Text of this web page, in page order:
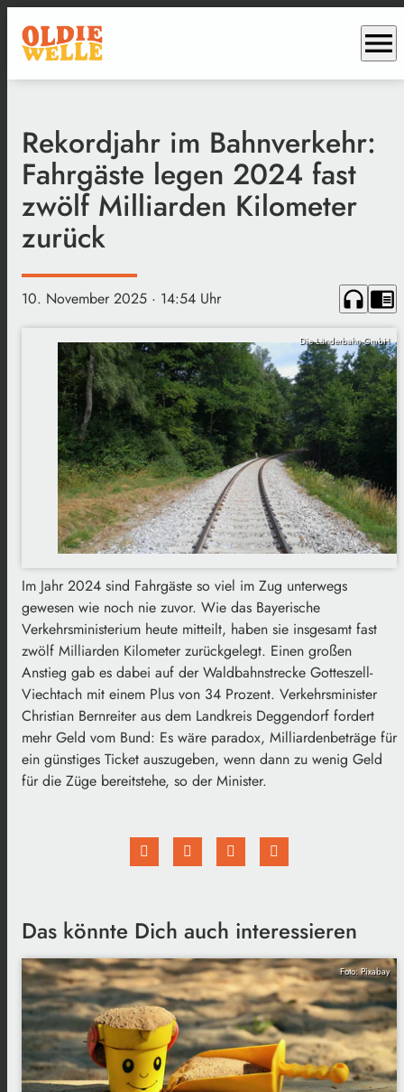
menu
Rekordjahr im Bahnverkehr:
Fahrgäste legen 2024 fast
zwölf Milliarden Kilometer
zurück
10. November 2025 · 14:54 Uhr headphones chrome_reader_mode
Die Länderbahn GmbH
Im Jahr 2024 sind Fahrgäste so viel im Zug unterwegs
gewesen wie noch nie zuvor. Wie das Bayerische
Verkehrsministerium heute mitteilt, haben sie insgesamt fast
zwölf Milliarden Kilometer zurückgelegt. Einen großen
Anstieg gab es dabei auf der Waldbahnstrecke Gotteszell-
Viechtach mit einem Plus von 34 Prozent. Verkehrsminister
Christian Bernreiter aus dem Landkreis Deggendorf fordert
mehr Geld vom Bund: Es wäre paradox, Milliardenbeträge für
ein günstiges Ticket auszugeben, wenn dann zu wenig Geld
für die Züge bereitstehe, so der Minister.
Das könnte Dich auch interessieren
Foto: Pixabay